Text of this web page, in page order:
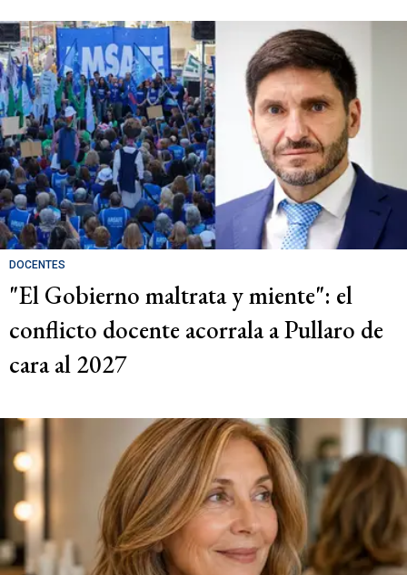
DOCENTES
"El Gobierno maltrata y miente": el
conflicto docente acorrala a Pullaro de
cara al 2027